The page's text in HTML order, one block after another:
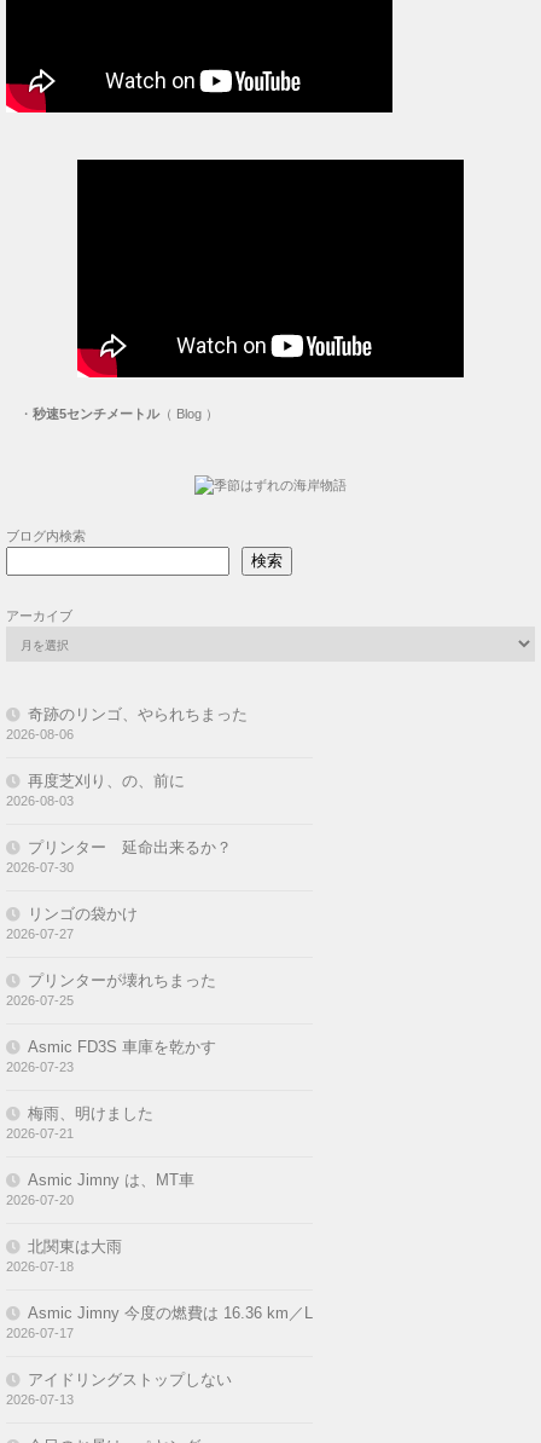
・ 秒速5センチメートル（ Blog ）
ブログ内検索
検索
アーカイブ
奇跡のリンゴ、やられちまった
2026-08-06
再度芝刈り、の、前に
2026-08-03
プリンター 延命出来るか？
2026-07-30
リンゴの袋かけ
2026-07-27
プリンターが壊れちまった
2026-07-25
Asmic FD3S 車庫を乾かす
2026-07-23
梅雨、明けました
2026-07-21
Asmic Jimny は、MT車
2026-07-20
北関東は大雨
2026-07-18
Asmic Jimny 今度の燃費は 16.36 km／L
2026-07-17
アイドリングストップしない
2026-07-13